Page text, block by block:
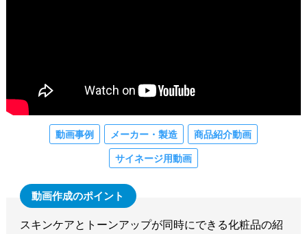
動画事例 メーカー・製造
商品紹介動画
サイネージ用動画
スキンケアとトーンアップが同時にできる化粧品の紹